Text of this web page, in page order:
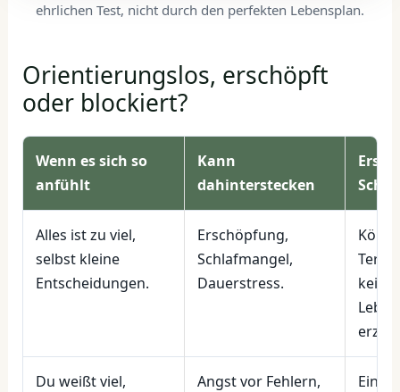
ehrlichen Test, nicht durch den perfekten Lebensplan.
Orientierungslos, erschöpft
oder blockiert?
Wenn es sich so
anfühlt
Kann
dahinterstecken
Alles ist zu viel,
selbst kleine
Entscheidungen.
Erschöpfung,
Schlafmangel,
Dauerstress.
keine
Du weißt viel,
Angst vor Fehlern,
Ein 7-